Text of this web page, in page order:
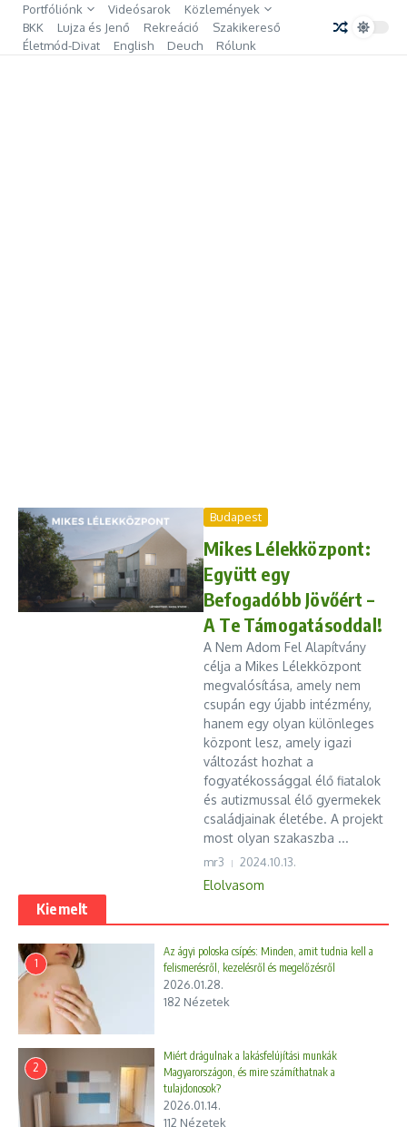
Ugrás a tartalomhoz
Portfóliónk Videósarok
Közlemények
BKK
Lujza és Jenő Rekreáció
Szakikereső
Életmód-Divat
English Deuch Rólunk
Budapest
Mikes Lélekközpont:
Együtt egy
Befogadóbb Jövőért –
A Te Támogatásoddal!
A Nem Adom Fel Alapítvány
célja a Mikes Lélekközpont
megvalósítása, amely nem
csupán egy újabb intézmény,
hanem egy olyan különleges
központ lesz, amely igazi
változást hozhat a
fogyatékossággal élő fiatalok
és autizmussal élő gyermekek
családjainak életébe. A projekt
most olyan szakaszba ...
mr3 2024.10.13.
Elolvasom
Kiemelt
1
Az ágyi poloska csípés: Minden, amit tudnia kell a
felismerésről, kezelésről és megelőzésről
2026.01.28.
182 Nézetek
2
Miért drágulnak a lakásfelújítási munkák
Magyarországon, és mire számíthatnak a
tulajdonosok?
2026.01.14.
112 Nézetek